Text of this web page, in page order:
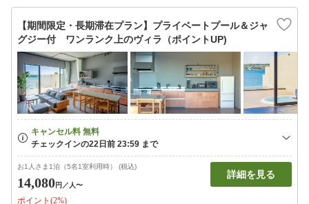
【期間限定・長期滞在プラン】プライベートプール＆ジャ
グジー付 ワンランク上のヴィラ（ポイントUP)
お1人さま1泊（5名1室利用時） (税込)
14,080円 ／人〜
ポイント(2%)
詳細を見る